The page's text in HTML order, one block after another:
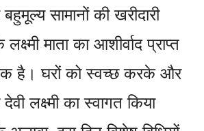
सामानों की खरीदारी
माता का आशीर्वाद प्राप्त
है। घरों को स्वच्छ करके और
लक्ष्मी का स्वागत किया